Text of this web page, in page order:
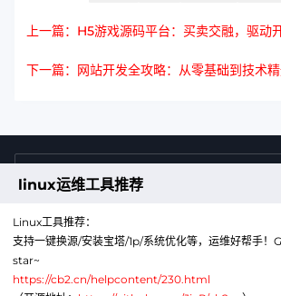
上一篇：H5游戏源码平台：买卖交融，驱动
下一篇：网站开发全攻略：从零基础到技术
售前咨询热线
linux运维工具推荐
Linux工具推荐：
支持一键换源/安装宝塔/1p/系统优化等，运维好帮手
star~
https://cb2.cn/helpcontent/230.html